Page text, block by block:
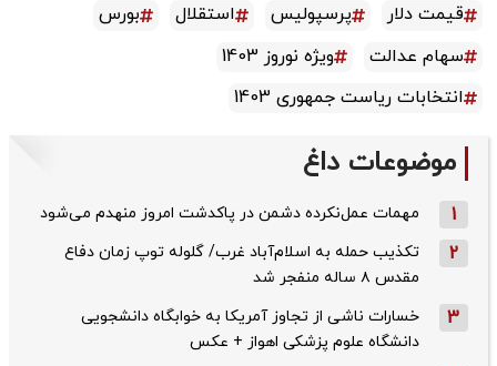
قیمت دلار پرسپولیس استقلال
بورس
سهام عدالت
ویژه نوروز 1403
انتخابات ریاست جمهوری 1403
موضوعات داغ
1 مهمات عمل‌نکرده دشمن در پاکدشت امروز منهدم می‌شود
2
تکذیب حمله به اسلام‌آباد غرب/ گلوله توپ زمان دفاع
مقدس ۸ ساله منفجر شد
3
خسارات ناشی از تجاوز آمریکا به خوابگاه دانشجویی
دانشگاه علوم پزشکی اهواز + عکس